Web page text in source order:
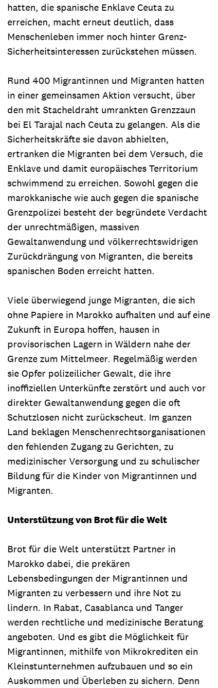
hatten, die spanische Enklave Ceuta zu
erreichen, macht erneut deutlich, dass
Menschenleben immer noch hinter Grenz-
Sicherheitsinteressen zurückstehen müssen.
Rund 400 Migrantinnen und Migranten hatten
in einer gemeinsamen Aktion versucht, über
den mit Stacheldraht umrankten Grenzzaun
bei El Tarajal nach Ceuta zu gelangen. Als die
Sicherheitskräfte sie davon abhielten,
ertranken die Migranten bei dem Versuch, die
Enklave und damit europäisches Territorium
schwimmend zu erreichen. Sowohl gegen die
marokkanische wie auch gegen die spanische
Grenzpolizei besteht der begründete Verdacht
der unrechtmäßigen, massiven
Gewaltanwendung und völkerrechtswidrigen
Zurückdrängung von Migranten, die bereits
spanischen Boden erreicht hatten.
Viele überwiegend junge Migranten, die sich
ohne Papiere in Marokko aufhalten und auf eine
Zukunft in Europa hoffen, hausen in
provisorischen Lagern in Wäldern nahe der
Grenze zum Mittelmeer. Regelmäßig werden
sie Opfer polizeilicher Gewalt, die ihre
inoffiziellen Unterkünfte zerstört und auch vor
direkter Gewaltanwendung gegen die oft
Schutzlosen nicht zurückscheut. Im ganzen
Land beklagen Menschenrechtsorganisationen
den fehlenden Zugang zu Gerichten, zu
medizinischer Versorgung und zu schulischer
Bildung für die Kinder von Migrantinnen und
Migranten.
Unterstützung von Brot für die Welt
Brot für die Welt unterstützt Partner in
Marokko dabei, die prekären
Lebensbedingungen der Migrantinnen und
Migranten zu verbessern und ihre Not zu
lindern. In Rabat, Casablanca und Tanger
werden rechtliche und medizinische Beratung
angeboten. Und es gibt die Möglichkeit für
Migrantinnen, mithilfe von Mikrokrediten ein
Kleinstunternehmen aufzubauen und so ein
Auskommen und Überleben zu sichern. Denn